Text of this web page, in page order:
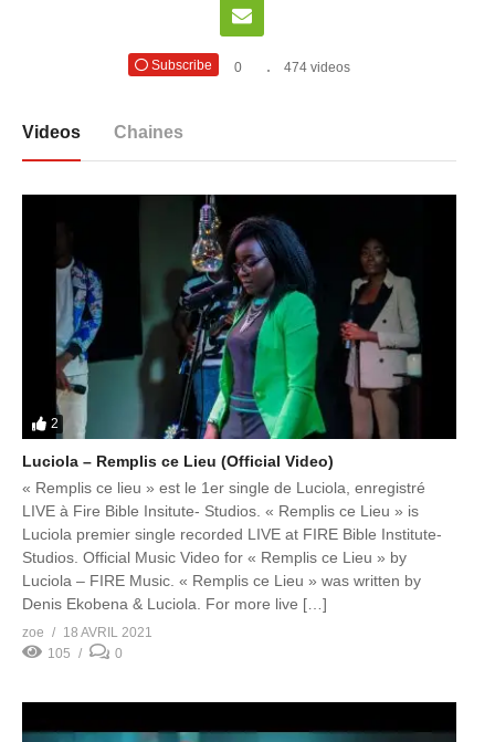
Subscribe 0 474 videos
Videos Chaines
2
Luciola – Remplis ce Lieu (Official Video)
« Remplis ce lieu » est le 1er single de Luciola, enregistré
LIVE à Fire Bible Insitute- Studios. « Remplis ce Lieu » is
Luciola premier single recorded LIVE at FIRE Bible Institute-
Studios. Official Music Video for « Remplis ce Lieu » by
Luciola – FIRE Music. « Remplis ce Lieu » was written by
Denis Ekobena & Luciola. For more live […]
zoe
18 AVRIL 2021
105
0